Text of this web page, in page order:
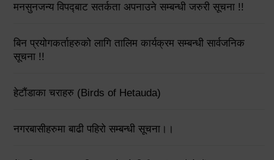
मनसुनजन्य विपद्‍बाट सतर्कता अपनाउने सम्बन्धी जरुरी सूचना !!
बिन प्रयोगकर्ताहरुको लागि तालिम कार्यक्रम सम्बन्धी सार्वजनिक
सूचना !!
हेटौंडाका चराहरु (Birds of Hetauda)
नगरबासीहरुमा बाढी पहिरो सम्बन्धी सूचना।।